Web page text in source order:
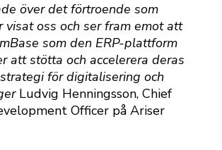
över det förtroende som
visat oss och ser fram emot att
som den ERP-plattform
att stötta och accelerera deras
för digitalisering och
Ludvig Henningsson, Chief
Officer på Ariser